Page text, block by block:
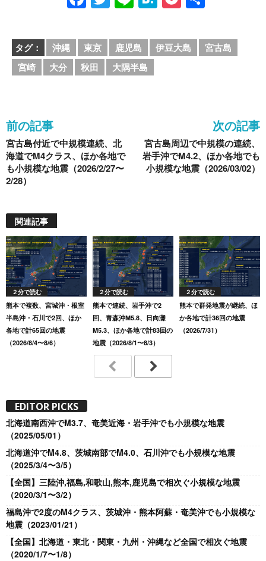
c
e
b
k
tt
er
e e
n
ck
et
タグ： 沖縄 東京 鹿児島 伊豆大島
宮古島
宮崎
大分 秋田 大隅半島
前の記事
宮古島付近で中規模連続、北
海道でM4クラス、ほか各地で
も小規模な地震（2026/2/27〜
2/28）
次の記事
宮古島周辺で中規模の連続、
岩手沖でM4.2、ほか各地でも
小規模な地震（2026/03/02）
関連記事
２分で読む
熊本で複数、宮城沖・根室
半島沖・石川で2回、ほか
各地で計65回の地震
（2026/8/4〜8/6）
２分で読む
熊本で連続、岩手沖で2
回、青森沖M5.8、日向灘
M5.3、ほか各地で計83回の
地震（2026/8/1〜8/3）
２分で読む
熊本で群発地震が継続、ほ
か各地で計36回の地震
（2026/7/31）
EDITOR PICKS
北海道南西沖でM3.7、奄美近海・岩手沖でも小規模な地震
（2025/05/01）
北海道沖でM4.8、茨城南部でM4.0、石川沖でも小規模な地震
（2025/3/4〜3/5）
【全国】三陸沖,福島,和歌山,熊本,鹿児島で相次ぐ小規模な地震
（2020/3/1〜3/2）
福島沖で2度のM4クラス、茨城沖・熊本阿蘇・奄美沖でも小規模な
地震（2023/01/21）
【全国】北海道・東北・関東・九州・沖縄など全国で相次ぐ地震
（2020/1/7〜1/8）